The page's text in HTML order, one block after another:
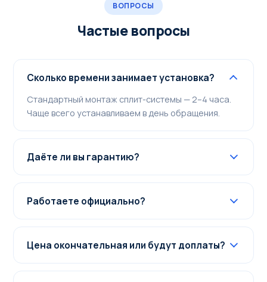
ВОПРОСЫ
Частые вопросы
Сколько времени занимает установка?
Стандартный монтаж сплит-системы — 2–4 часа.
Чаще всего устанавливаем в день обращения.
Даёте ли вы гарантию?
Работаете официально?
Цена окончательная или будут доплаты?